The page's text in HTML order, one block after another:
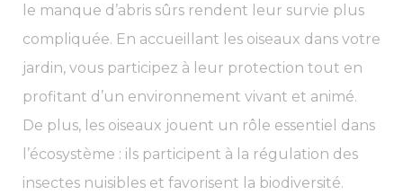
le manque d’abris sûrs rendent leur survie plus
compliquée. En accueillant les oiseaux dans votre
jardin, vous participez à leur protection tout en
profitant d’un environnement vivant et animé.
De plus, les oiseaux jouent un rôle essentiel dans
l’écosystème : ils participent à la régulation des
insectes nuisibles et favorisent la biodiversité.